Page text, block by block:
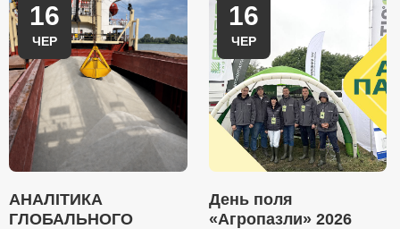
16
ЧЕР
АНАЛІТИКА
ГЛОБАЛЬНОГО
16
ЧЕР
День поля
«Агропазли» 2026